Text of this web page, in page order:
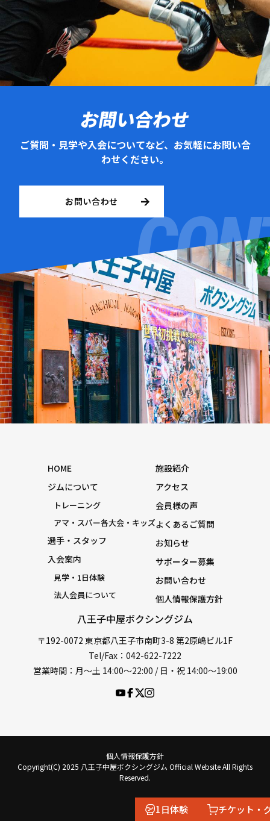
1日体験 チケット・
お問い合わせ
ご質問・見学や入会についてなど、お気軽にお問い合
わせください。
お問い合わせ
八王子中屋ボクシングジム
〒192-0072 東京都八王子市南町3-8 第2原嶋ビル1F
Tel/Fax：042-622-7222
営業時間：月〜土 14:00〜22:00 / 日・祝 14:00〜19:00
HOME
ジムについて
トレーニング
アマ・スパー各大会・キッズ
選手・スタッフ
入会案内
見学・1日体験
法人会員について
施設紹介
アクセス
会員様の声
よくあるご質問
お知らせ
サポーター募集
お問い合わせ
個人情報保護方針
個人情報保護方針
Copyright(C) 2025 八王子中屋ボクシングジム Official Website All Rights
Reserved.